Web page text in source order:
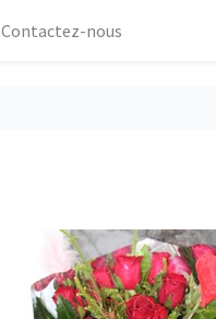
Contactez-nous